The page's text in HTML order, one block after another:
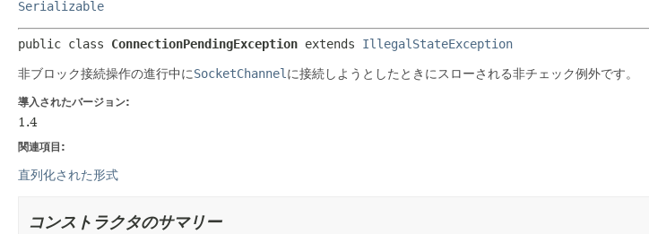
Serializable
public class ConnectionPendingException extends IllegalStateException
非ブロック接続操作の進行中にSocketChannel に接続しようとしたときにスローされる非チェック例外です。
導入されたバージョン:
1.4
関連項目:
直列化された形式
コンストラクタのサマリー